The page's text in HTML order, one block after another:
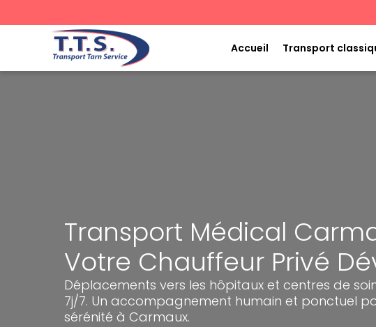
au
Accueil Transport
Transport Médical
Votre Chauffeur Privé
Déplacements vers les hôpitaux et centres de
7j/7. Un accompagnement humain et ponctuel
sérénité à Carmaux.